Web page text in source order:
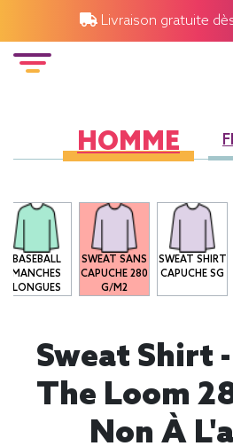
Livraison gratuite
HOMME
BASEBALL
MANCHES
LONGUES
SWEAT SANS
CAPUCHE 280
G/M2
SWEAT SHIRT
CAPUCHE SG
Sweat Shirt
The Loom
Non À